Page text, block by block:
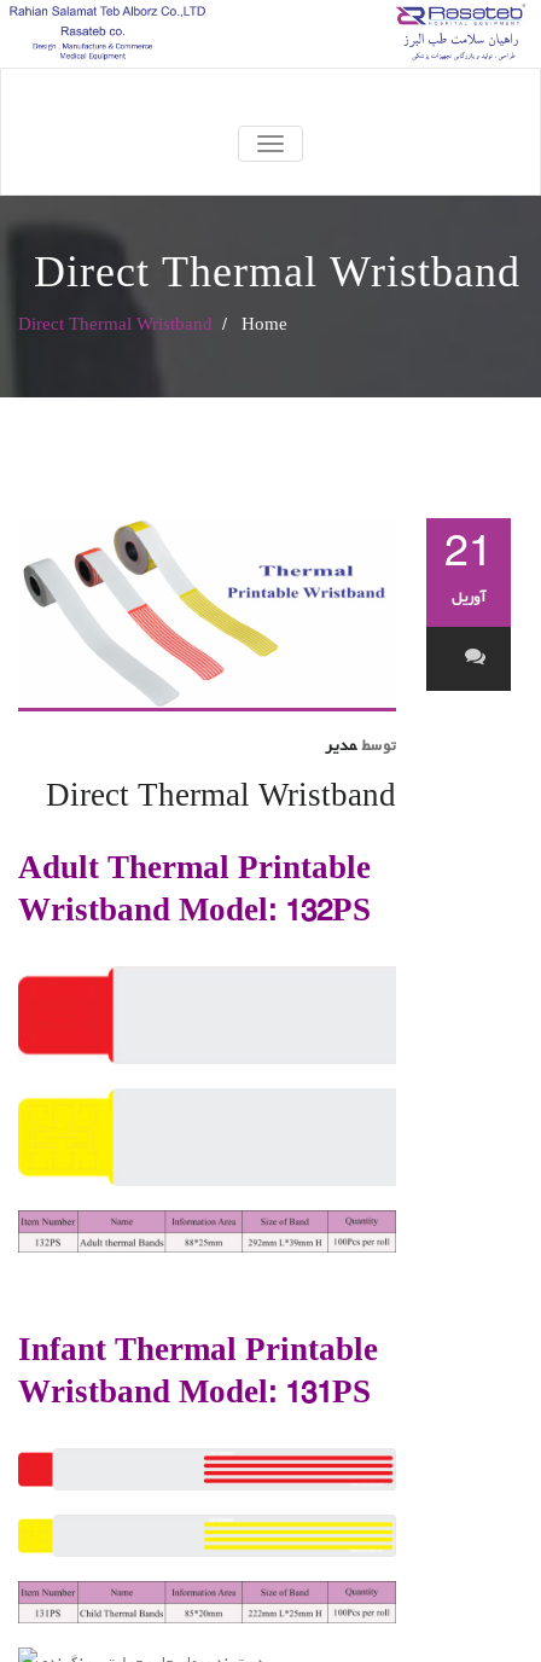
TOGGLE
NAVIGATION
Direct Thermal Wristband
Home
/
Direct Thermal Wristband
21
آوریل
توسط مدیر
Direct Thermal Wristband
Adult Thermal Printable
Wristband Model: 132PS
Infant Thermal Printable
Wristband Model: 131PS